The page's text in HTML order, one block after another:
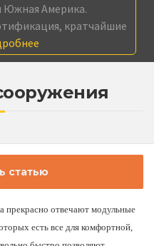
Южная Америка.
кратчайшие
статью
прекрасно отвечают модульные
есть все для комфортной,